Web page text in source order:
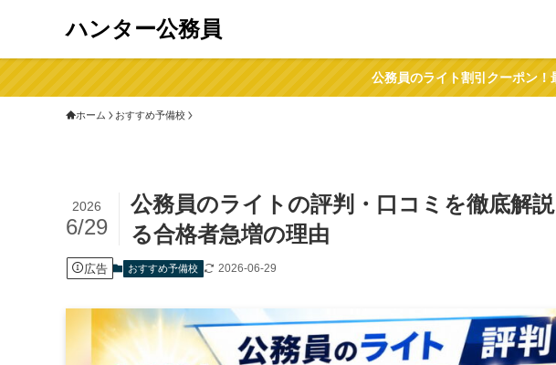
ハンター公務員
公務員のライト割引クーポン！
ホーム おすすめ予備校
公務員のライトの評判・口コミを徹底解
る合格者急増の理由
2026
6/29
広告 おすすめ予備校 2026-06-29